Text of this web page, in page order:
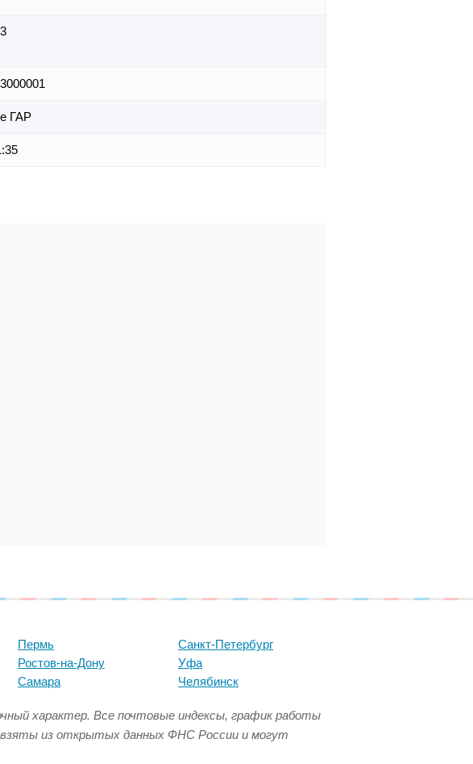
ГАР
Пермь
Ростов-на-Дону
Самара
Санкт-Петербург
Уфа
Челябинск
характер. Все почтовые индексы, график работы
взяты из открытых данных ФНС России и могут